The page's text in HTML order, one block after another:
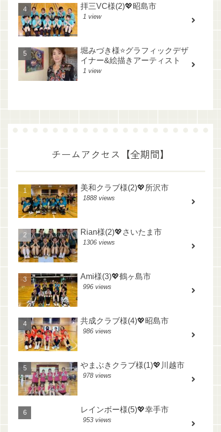
拝三VC様(2)💖昭島市
1 view
堀みづき様⭐️グラフィックデザ
イナー&絵描きアーティスト
1 view
チームアクセス【全期間】
美和クラブ様(2)💖所沢市
1888 views
Rian様(2)💖さいたま市
1306 views
Ami様(3)💖鶴ヶ島市
996 views
共成クラブ様(4)💖昭島市
986 views
やまぶきクラブ様(1)💖川越市
978 views
レインボー様(5)💖幸手市
953 views